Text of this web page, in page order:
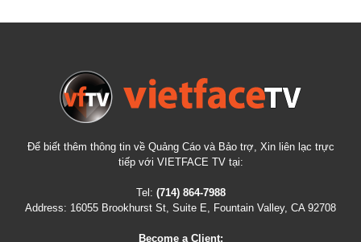
Để biết thêm thông tin về Quảng Cáo và Bảo trợ, Xin liên lạc trực
tiếp với VIETFACE TV tại:
Tel: (714) 864-7988
Address: 16055 Brookhurst St, Suite E, Fountain Valley, CA 92708
Become a Client: